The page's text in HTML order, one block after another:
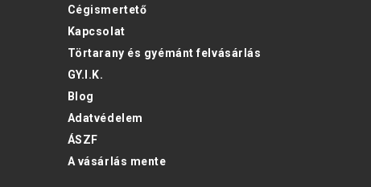
Cégismertető
Kapcsolat
Törtarany és gyémánt felvásárlás
GY.I.K.
Blog
Adatvédelem
ÁSZF
A vásárlás mente